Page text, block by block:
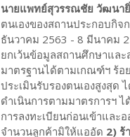
นายแพทย์สุวรรณชัย วัฒนา
ตนเองของสถานประกอบกิ
ธันวาคม 2563 - 8 มีนาคม
ยกเว้นข้อมูลสถานศึกษาแล
มาตรฐานได้ตามเกณฑ์ฯ ร้อ
ประเมินรับรองตนเองสูงสุด
ดำเนินการตามมาตรการฯ
การลงทะเบียนก่อนเข้าและ
จำนวนลูกค้ามิให้แออัด 2) ร้